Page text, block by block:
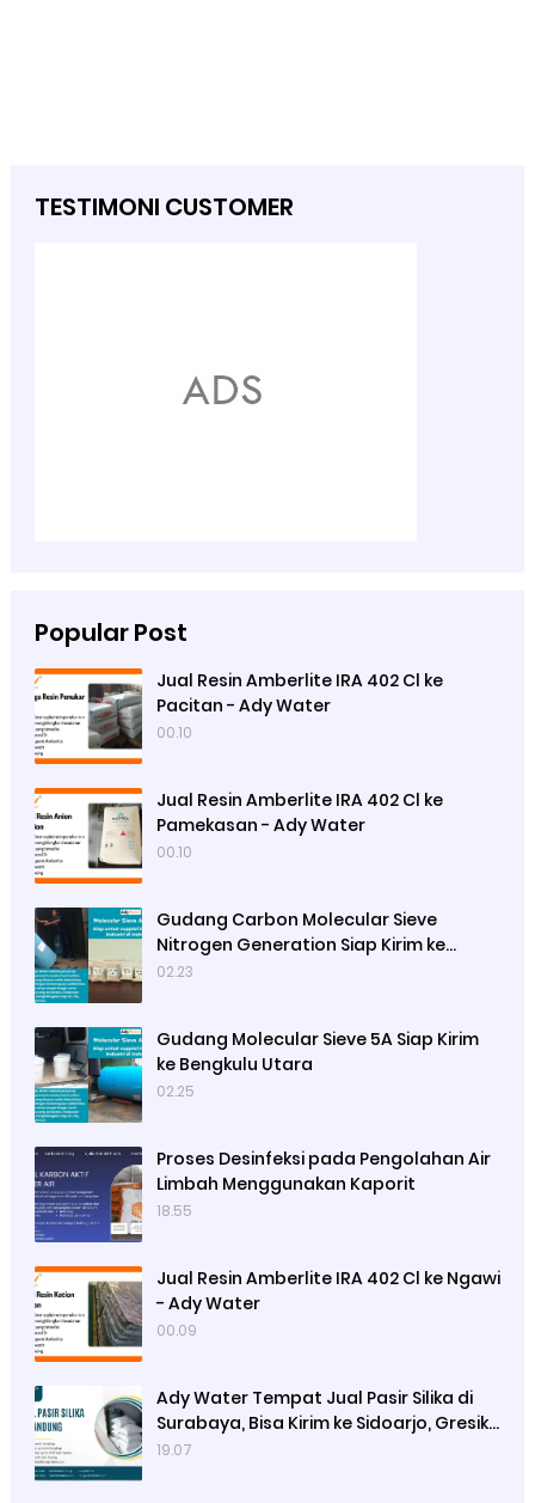
TESTIMONI CUSTOMER
Popular Post
Jual Resin Amberlite IRA 402 Cl ke
Pacitan - Ady Water
00.10
Jual Resin Amberlite IRA 402 Cl ke
Pamekasan - Ady Water
00.10
Gudang Carbon Molecular Sieve
Nitrogen Generation Siap Kirim ke
Sibolga
02.23
Gudang Molecular Sieve 5A Siap Kirim
ke Bengkulu Utara
02.25
Proses Desinfeksi pada Pengolahan Air
Limbah Menggunakan Kaporit
18.55
Jual Resin Amberlite IRA 402 Cl ke Ngawi
- Ady Water
00.09
Ady Water Tempat Jual Pasir Silika di
Surabaya, Bisa Kirim ke Sidoarjo, Gresik,
Semarang
19.07